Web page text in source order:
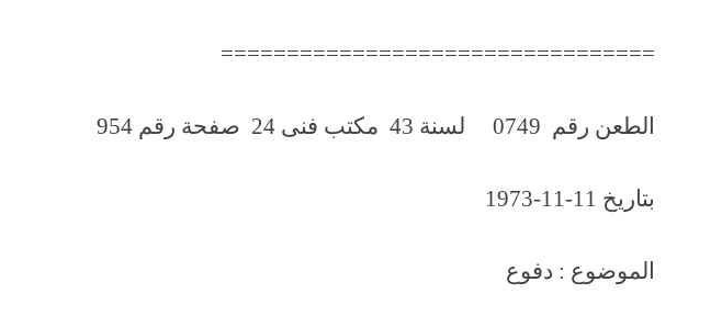
=================================
الطعن رقم 0749 لسنة 43 مكتب فنى 24 صفحة رقم 954
بتاريخ 11-11-1973
الموضوع : دفوع